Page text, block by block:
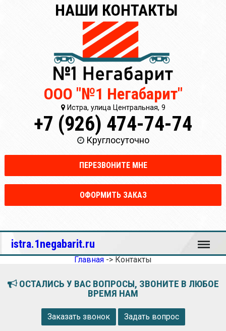
НАШИ КОНТАКТЫ
ООО "№1 Негабарит"
Истра, улица Центральная, 9
+7 (926) 474-74-74
Круглосуточно
ПЕРЕЗВОНИТЕ МНЕ
ОФОРМИТЬ ЗАКАЗ
istra.1negabarit.ru Меню
Главная -> Контакты
ОСТАЛИСЬ У ВАС ВОПРОСЫ, ЗВОНИТЕ В ЛЮБОЕ
ВРЕМЯ НАМ
Заказать звонок Задать вопрос